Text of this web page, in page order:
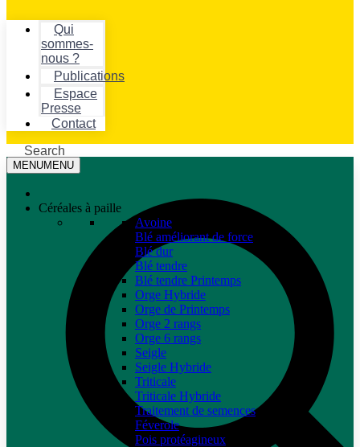
Qui
sommes-
nous ?
Publications
Espace
Presse
Contact
Search
MENUMENU
Céréales à paille
Avoine
Blé améliorant de force
Blé dur
Blé tendre
Blé tendre Printemps
Orge Hybride
Orge de Printemps
Orge 2 rangs
Orge 6 rangs
Seigle
Seigle Hybride
Triticale
Triticale Hybride
Traitement de semences
Féverole
Pois protéagineux